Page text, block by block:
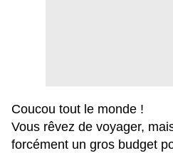
Coucou tout le monde !
Vous rêvez de voyager,
forcément un gros budget